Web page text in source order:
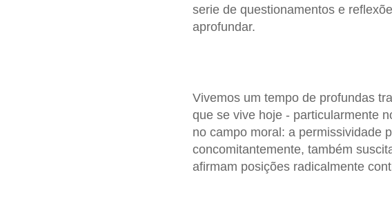
serie de questionamentos e
aprofundar.
Vivemos um tempo de profundas
que se vive hoje - particularmente
no campo moral: a permissividade
concomitantemente, também
afirmam posições radicalmente